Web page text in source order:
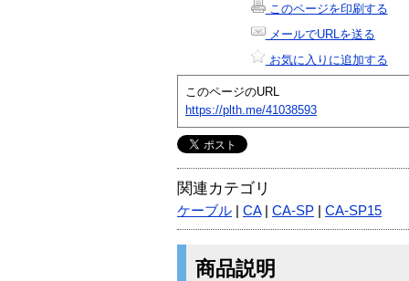
このページを印刷する
メールでURLを送る
お気に入りに追加する
このページのURL
https://plth.me/41038593
関連カテゴリ
ケーブル CA| CA-SP CA-SP15
商品説明